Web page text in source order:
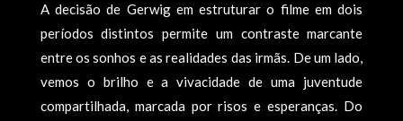
A decisão de Gerwig em estruturar o filme em dois
períodos distintos permite um contraste marcante
entre os sonhos e as realidades das irmãs. De um lado,
vemos o brilho e a vivacidade de uma juventude
compartilhada, marcada por risos e esperanças. Do